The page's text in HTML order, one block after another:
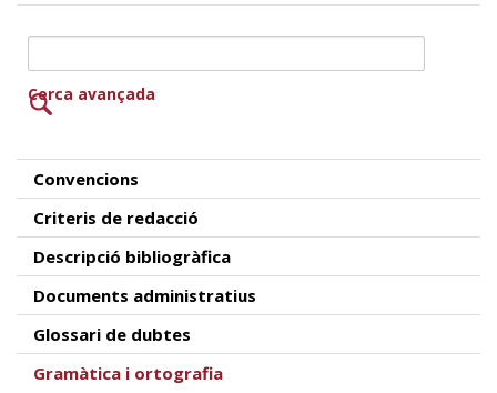
Cerca avançada
Convencions
Criteris de redacció
Descripció bibliogràfica
Documents administratius
Glossari de dubtes
Gramàtica i ortografia